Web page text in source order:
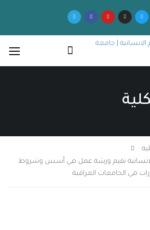
تقيم ورشة عمل في أسس وشروط
الجامعات العراقية